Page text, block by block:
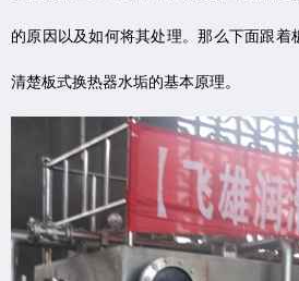
的原因以及如何将其处理。那么下面跟着
清楚板式换热器水垢的基本原理。